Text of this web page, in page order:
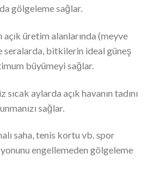
gölgeleme sağlar.
üretim alanlarında (meyve
seralarda, bitkilerin ideal güneş
büyümeyi sağlar.
aylarda açık havanın tadını
sağlar.
saha, tenis kortu vb. spor
engellemeden gölgeleme